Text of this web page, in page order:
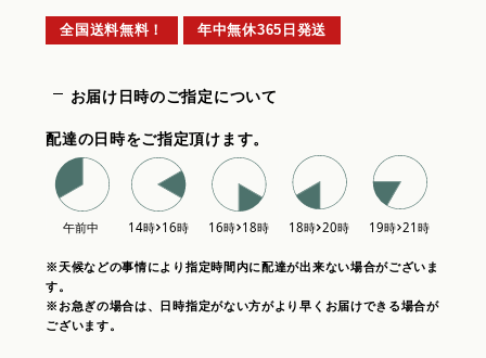
全国送料無料！ 年中無休365日発送
お届け日時のご指定について
配達の日時をご指定頂けます。
※天候などの事情により指定時間内に配達が出来ない場合がございま
す。
※お急ぎの場合は、日時指定がない方がより早くお届けできる場合が
ございます。